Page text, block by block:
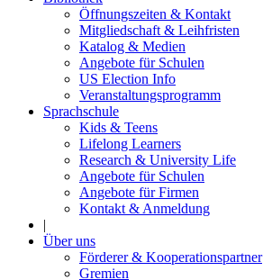
Öffnungszeiten & Kontakt
Mitgliedschaft & Leihfristen
Katalog & Medien
Angebote für Schulen
US Election Info
Veranstaltungsprogramm
Sprachschule
Kids & Teens
Lifelong Learners
Research & University Life
Angebote für Schulen
Angebote für Firmen
Kontakt & Anmeldung
|
Über uns
Förderer & Kooperationspartner
Gremien